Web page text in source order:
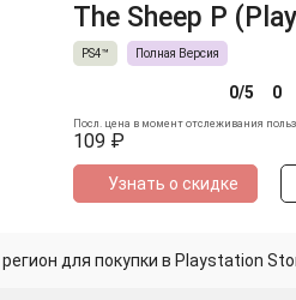
The Sheep P
PS4™ Полная Версия
0/5 0
Посл. цена в момент отслеживания
109 ₽
Узнать о скидке
для покупки в Playstation